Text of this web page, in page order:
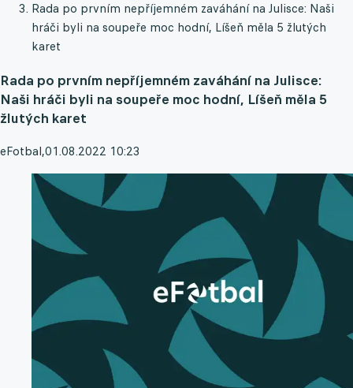
Rada po prvním nepříjemném zaváhání na Julisce: Naši
hráči byli na soupeře moc hodní, Líšeň měla 5 žlutých
karet
Rada po prvním nepříjemném zaváhání na Julisce:
Naši hráči byli na soupeře moc hodní, Líšeň měla 5
žlutých karet
eFotbal,01.08.2022 10:23